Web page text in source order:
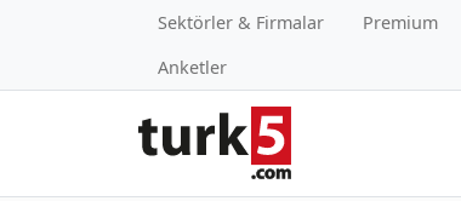
Sektörler & Firmalar Premium
Anketler